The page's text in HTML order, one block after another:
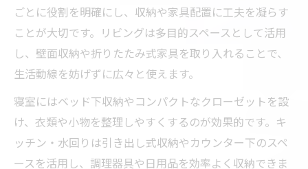
ごとに役割を明確にし、収納や家具配置に工夫を凝らす
ことが大切です。リビングは多目的スペースとして活用
し、壁面収納や折りたたみ式家具を取り入れることで、
生活動線を妨げずに広々と使えます。
寝室にはベッド下収納やコンパクトなクローゼットを設
け、衣類や小物を整理しやすくするのが効果的です。キ
ッチン・水回りは引き出し式収納やカウンター下のスペ
ースを活用し、調理器具や日用品を効率よく収納できま